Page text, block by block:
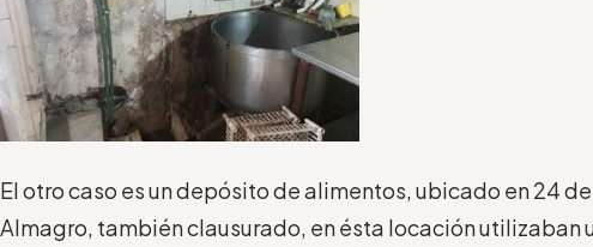
El otro caso es un depósito de alimentos, ubicado en 24
Almagro, también clausurado, en ésta locación utilizaban